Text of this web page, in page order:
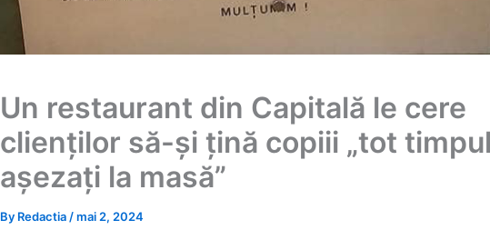
Un restaurant din Capitală le cere
clienților să-și țină copiii „tot
așezați la masă”
By Redactia /mai 2, 2024